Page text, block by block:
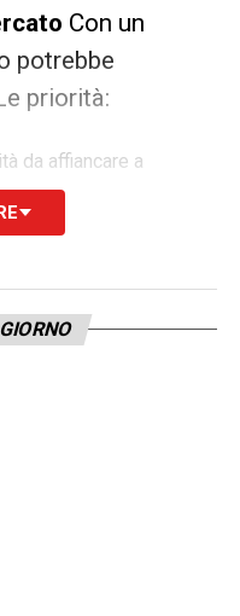
Con un
potrebbe
priorità:
da affiancare a
squadra
di alternarsi con